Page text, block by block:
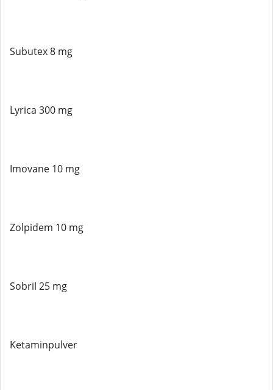
Subutex 8 mg
Lyrica 300 mg
Imovane 10 mg
Zolpidem 10 mg
Sobril 25 mg
Ketaminpulver